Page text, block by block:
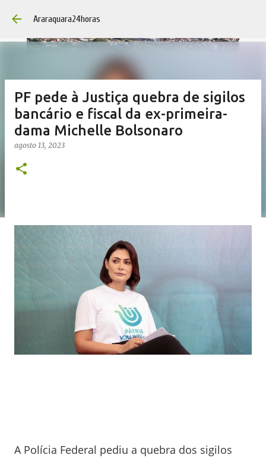
Araraquara24horas
PF pede à Justiça quebra de sigilos
bancário e fiscal da ex-primeira-
dama Michelle Bolsonaro
agosto 13, 2023
A Polícia Federal pediu a quebra dos sigilos